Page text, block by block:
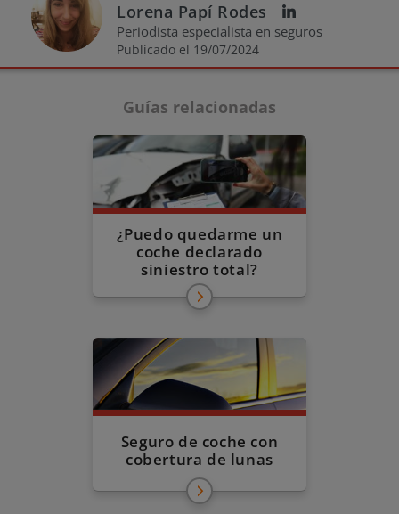
Lorena Papí Rodes
Periodista especialista en seguros
Publicado el 19/07/2024
Guías relacionadas
¿Puedo quedarme un
coche declarado
siniestro total?
Seguro de coche con
cobertura de lunas